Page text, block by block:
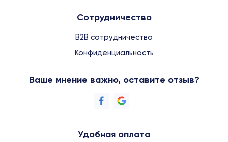
Сотрудничество
B2B сотрудничество
Конфиденциальность
Ваше мнение важно, оставите отзыв?
Удобная оплата